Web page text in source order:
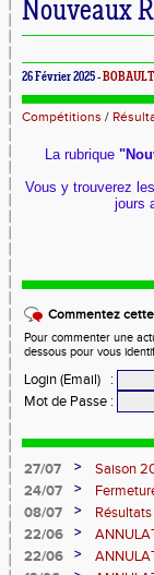
Nouveaux
26 Février 2025 -BOBAULT
Compétitions /
La rubrique
Vous y trouverez
jours
Commentez
Pour commenter une
dessous pour vous
Login (Email)
:
Mot de Passe :
27/07 >
Saison
24/07
>
08/07
>
12 07
22/06 >
juin
22/06 >